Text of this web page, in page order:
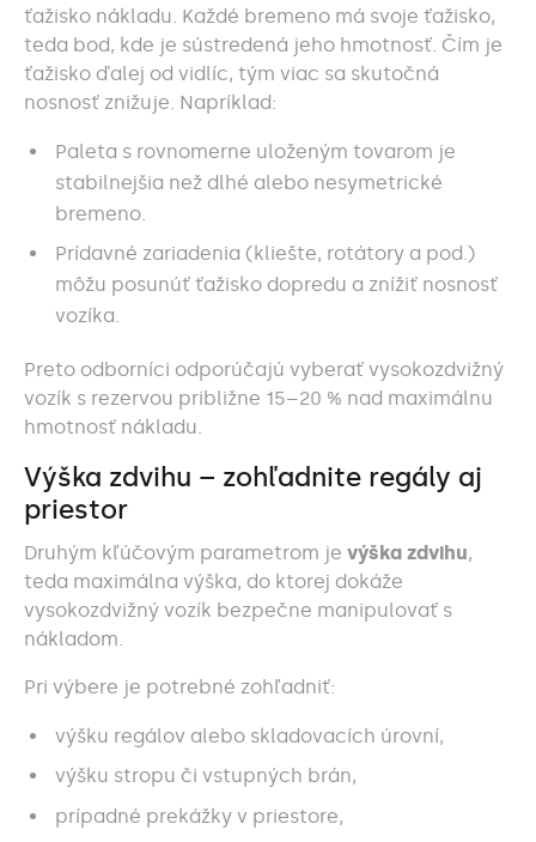
ťažisko nákladu. Každé bremeno má svoje ťažisko,
teda bod, kde je sústredená jeho hmotnosť. Čím je
ťažisko ďalej od vidlíc, tým viac sa skutočná
nosnosť znižuje. Napríklad:
Paleta s rovnomerne uloženým tovarom je
stabilnejšia než dlhé alebo nesymetrické
bremeno.
Prídavné zariadenia (kliešte, rotátory a pod.)
môžu posunúť ťažisko dopredu a znížiť nosnosť
vozíka.
Preto odborníci odporúčajú vyberať vysokozdvižný
vozík s rezervou približne 15–20 % nad maximálnu
hmotnosť nákladu.
Výška zdvihu – zohľadnite regály aj
priestor
Druhým kľúčovým parametrom je výška zdvihu,
teda maximálna výška, do ktorej dokáže
vysokozdvižný vozík bezpečne manipulovať s
nákladom.
Pri výbere je potrebné zohľadniť:
výšku regálov alebo skladovacích úrovní,
výšku stropu či vstupných brán,
prípadné prekážky v priestore,